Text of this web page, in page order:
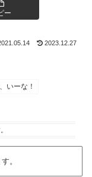
ー
2023.12.27
いーな！
。